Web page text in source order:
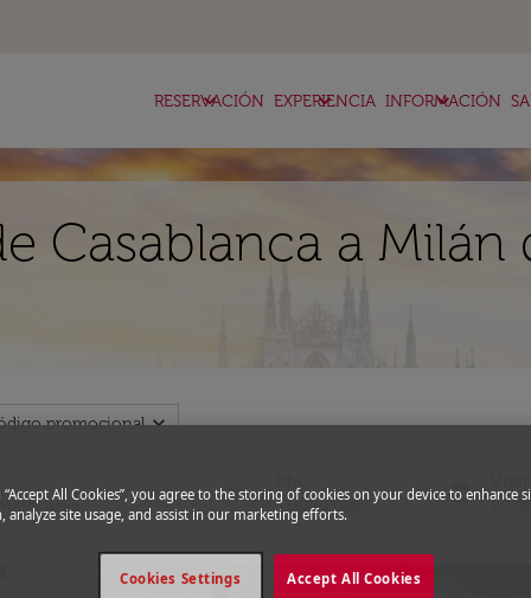
RESERVACIÓN
keyboard_arrow_down EXPERIENCIA
keyboard_arrow_down INFORMACIÓN
keyboard_arrow_down
Casablanca a Milán
promocionalexpand_more
close
fc-booking-departure-date-aria-
13/08/2026
today
fc-
20/
“Accept All Cookies”, you agree to the storing of cookies on your device to enhance
analyze site usage, and assist in our marketing efforts.
Accept All Cookies
Cookies Settings